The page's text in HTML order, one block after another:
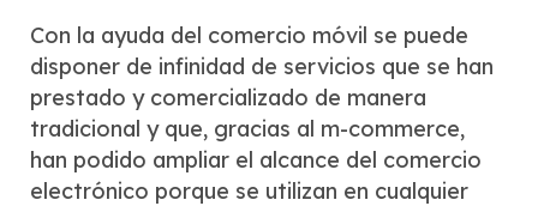
Con la ayuda del comercio móvil se puede
disponer de infinidad de servicios que se han
prestado y comercializado de manera
tradicional y que, gracias al m-commerce,
han podido ampliar el alcance del comercio
electrónico porque se utilizan en cualquier